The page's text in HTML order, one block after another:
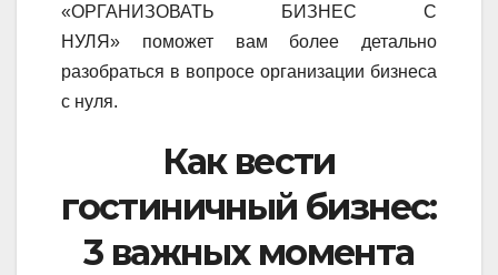
«ОРГАНИЗОВАТЬ БИЗНЕС С
НУЛЯ» поможет вам более детально
разобраться в вопросе организации бизнеса
с нуля.
Как вести
гостиничный бизнес:
3 важных момента